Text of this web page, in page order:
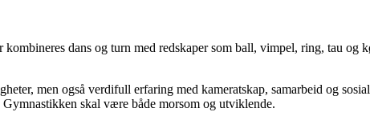
dans og turn med redskaper som ball, vimpel, ring, tau og
men også verdifull erfaring med kameratskap, samarbeid og
skal være både morsom og utviklende.